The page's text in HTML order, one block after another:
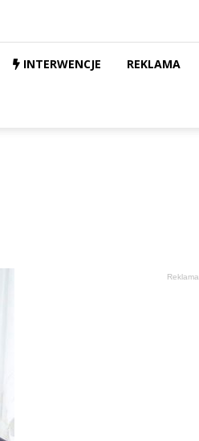
INTERWENCJE REKLAMA
Reklama